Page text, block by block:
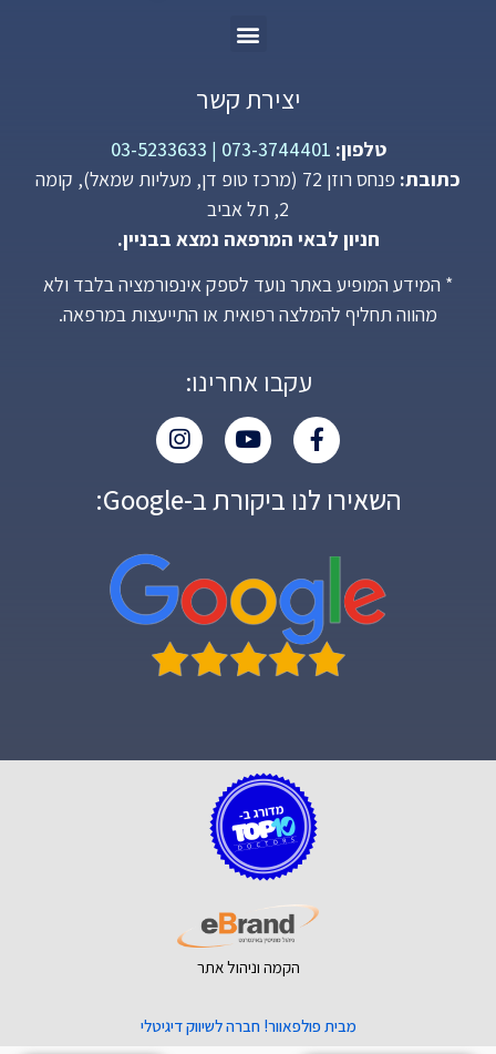
יצירת קשר
טלפון: 073-3744401
|
03-5233633
כתובת:
פנחס רוזן 72 (מרכז טופ דן, מעליות שמאל), קומה
2, תל אביב
חניון לבאי המרפאה נמצא בבניין.
* המידע המופיע באתר נועד לספק אינפורמציה בלבד ולא
מהווה תחליף להמלצה רפואית או התייעצות במרפאה.
עקבו אחרינו:
השאירו לנו ביקורת ב-Google:
הקמה וניהול אתר
מבית פולפאוור! חברה לשיווק דיגיטלי